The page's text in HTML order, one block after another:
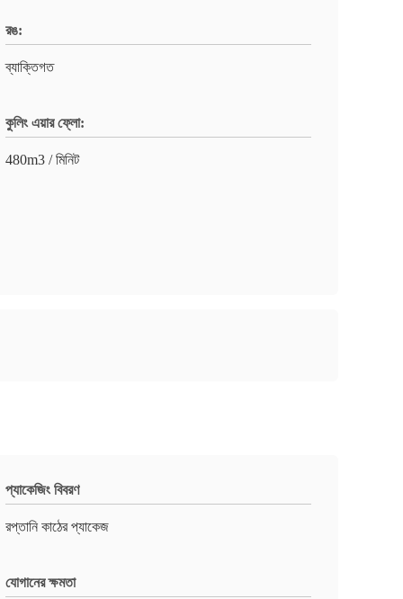
রঙ:
ব্যাক্তিগত
কুলিং এয়ার ফ্লো:
480m3 / মিনিট
প্যাকেজিং বিবরণ
রপ্তানি কাঠের প্যাকেজ
যোগানের ক্ষমতা